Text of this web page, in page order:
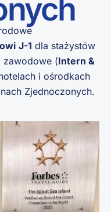
J-1 dla stażystów
zawodowe (Intern &
i ośrodkach
Zjednoczonych.